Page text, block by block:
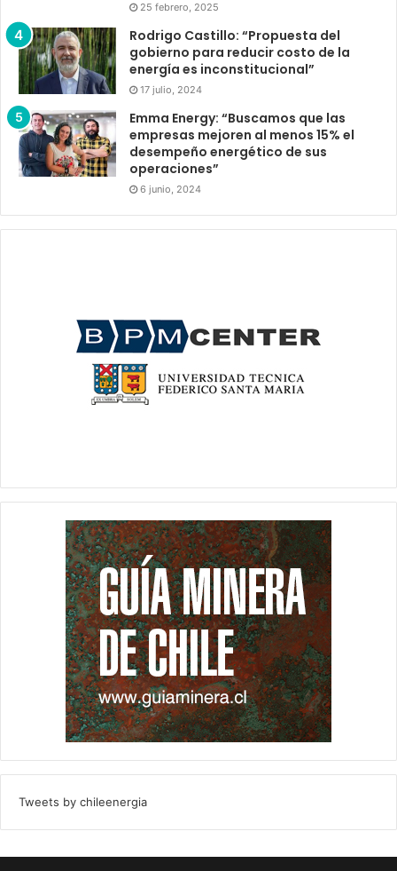
25 febrero, 2025
Rodrigo Castillo: “Propuesta del
gobierno para reducir costo de la
energía es inconstitucional”
17 julio, 2024
Emma Energy: “Buscamos que las
empresas mejoren al menos 15% el
desempeño energético de sus
operaciones”
6 junio, 2024
Tweets by chileenergia